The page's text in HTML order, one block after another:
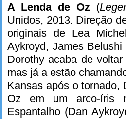
A Lenda de Oz (
Unidos, 2013. Direção
originais de Lea
Aykroyd, James
Dorothy acaba de
mas já a estão
Kansas após o tornado,
Oz em um arco-íris
Espantalho (Dan